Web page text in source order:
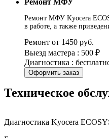
Ремонт МФУ Kyocera
в работе, а также
Ремонт от 1450 руб.
Выезд мастера : 500 ₽
Диагностика :
Оформить заказ
Техническое
Диагностика Kyocera